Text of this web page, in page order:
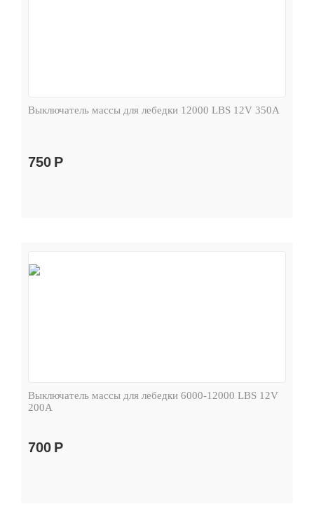
Выключатель массы для лебедки 12000 LBS 12V 350А
750 Р
Выключатель массы для лебедки 6000-12000 LBS 12V
200А
700 Р